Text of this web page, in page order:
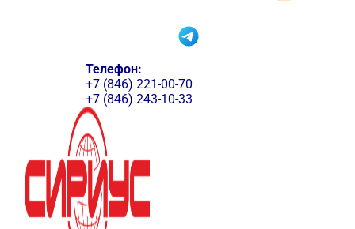
Телефон:
+7 (846) 221-00-70
+7 (846) 243-10-33